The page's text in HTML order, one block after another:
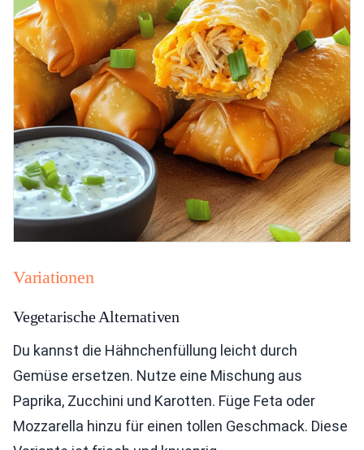
Variationen
Vegetarische Alternativen
Du kannst die Hähnchenfüllung leicht durch
Gemüse ersetzen. Nutze eine Mischung aus
Paprika, Zucchini und Karotten. Füge Feta oder
Mozzarella hinzu für einen tollen Geschmack. Diese